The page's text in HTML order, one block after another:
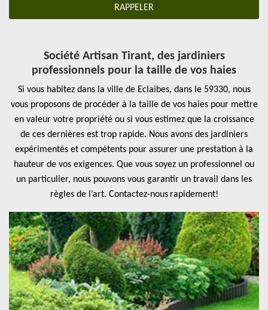
Société Artisan Tirant, des jardiniers
professionnels pour la taille de vos haies
Si vous habitez dans la ville de Eclaibes, dans le 59330, nous
vous proposons de procéder à la taille de vos haies pour mettre
en valeur votre propriété ou si vous estimez que la croissance
de ces dernières est trop rapide. Nous avons des jardiniers
expérimentés et compétents pour assurer une prestation à la
hauteur de vos exigences. Que vous soyez un professionnel ou
un particulier, nous pouvons vous garantir un travail dans les
règles de l’art. Contactez-nous rapidement!